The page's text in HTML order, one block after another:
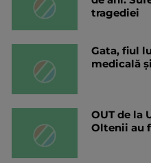
tragediei
Gata, fiul
medicală
OUT de la
Oltenii au